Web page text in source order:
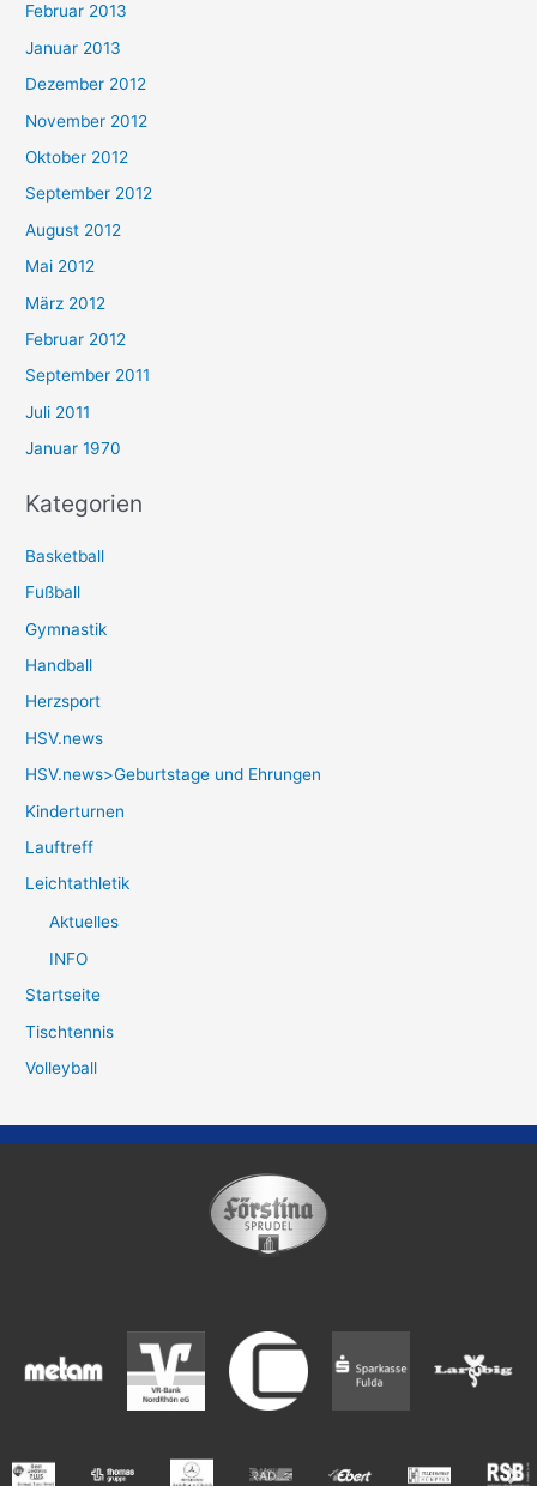
Februar 2013
Januar 2013
Dezember 2012
November 2012
Oktober 2012
September 2012
August 2012
Mai 2012
März 2012
Februar 2012
September 2011
Juli 2011
Januar 1970
Kategorien
Basketball
Fußball
Gymnastik
Handball
Herzsport
HSV.news
HSV.news>Geburtstage und Ehrungen
Kinderturnen
Lauftreff
Leichtathletik
Aktuelles
INFO
Startseite
Tischtennis
Volleyball